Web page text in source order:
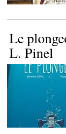
Le
L. Pinel